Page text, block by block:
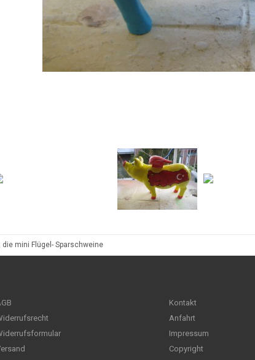
die mini Flügel- Sparschweine
Kontakt
Anfahrt
Impressum
Copyright